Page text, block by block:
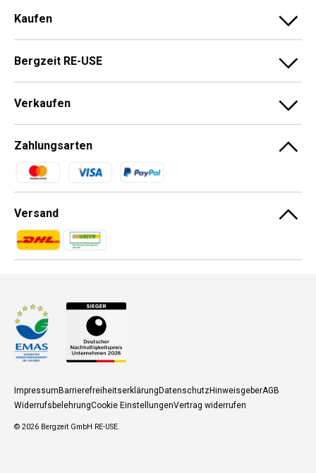
Kaufen
Bergzeit RE-USE
Verkaufen
Zahlungsarten
Zahlungsmethoden
Versand
Zahlungsmethoden
Zahlungsmethoden
ImpressumBarrierefreiheitserklärungDatenschutzHinweisgeberAGB
WiderrufsbelehrungCookie EinstellungenVertrag widerrufen
© 2026 Bergzeit GmbH RE-USE.